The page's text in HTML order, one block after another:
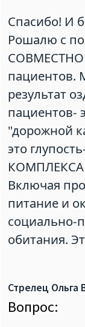
Спасибо! И
Рошалю с
пациентов.
результат
пациентов-
"дорожной
это
Включая
питание и
социально-
обитания.
Стрелец Ольга
Вопрос: